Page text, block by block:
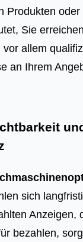
Produkten
Sie
vor allem
an Ihrem
sich
Anzeigen,
bezahlen,